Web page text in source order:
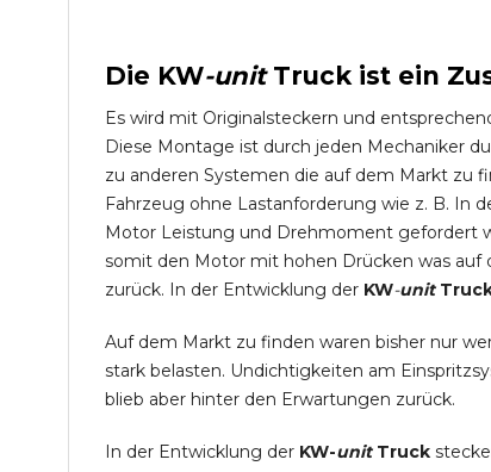
Die KW-unit Truckist ein
Es wird mit Originalsteckern und
Diese Montage ist durch jeden Mechaniker
zu anderen Systemen die auf dem Markt zu
Fahrzeug ohne Lastanforderung wie z. B. In
Motor Leistung und Drehmoment gefordert
somit den Motor mit hohen Drücken was auf
zurück. In der Entwicklung der KW-unit
Auf dem Markt zu finden waren bisher nur
stark belasten. Undichtigkeiten am
blieb aber hinter den Erwartungen zurück.
In der Entwicklung der KW-unitTruck